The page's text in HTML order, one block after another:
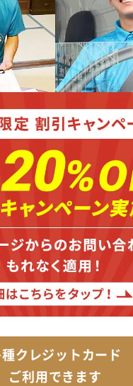
クレジットカード
ご利用できます